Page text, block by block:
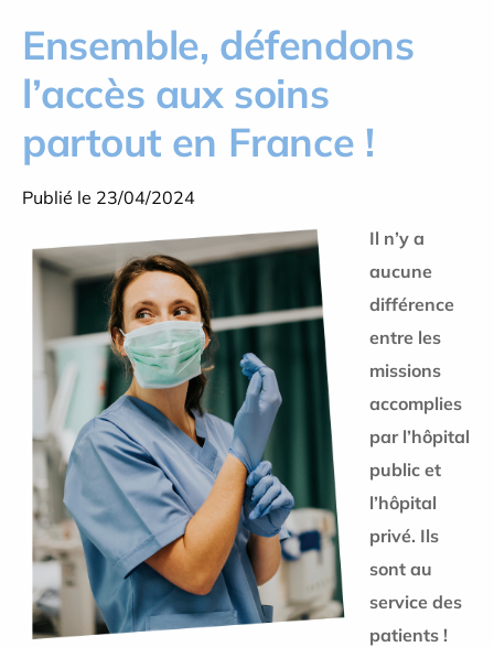
Ensemble, défendons
l’accès aux soins
partout en France !
Publié le 23/04/2024
Il n’y a
aucune
différence
entre les
missions
accomplies
par l’hôpital
public et
l’hôpital
privé. Ils
sont au
service des
patients !